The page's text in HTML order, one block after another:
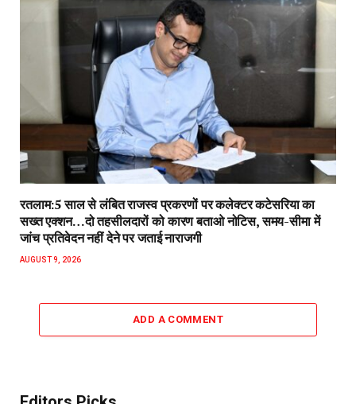
रतलाम:5 साल से लंबित राजस्व प्रकरणों पर कलेक्टर कटेसरिया का
सख्त एक्शन…दो तहसीलदारों को कारण बताओ नोटिस, समय-सीमा में
जांच प्रतिवेदन नहीं देने पर जताई नाराजगी
AUGUST 9, 2026
ADD A COMMENT